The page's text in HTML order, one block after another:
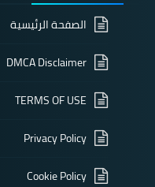
الصفحة الرئيسية
DMCA Disclaimer
TERMS OF USE
Privacy Policy
Cookie Policy